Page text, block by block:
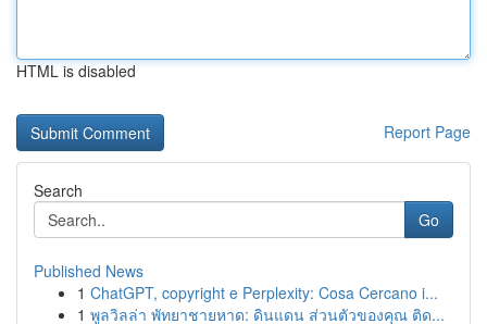
HTML is disabled
Report Page
Search
Go
Published News
1 ChatGPT, copyright e Perplexity: Cosa Cercano i...
1 พูลวิลล่า พัทยาชายหาด: ดินแดน ส่วนตัวของคุณ ติด...